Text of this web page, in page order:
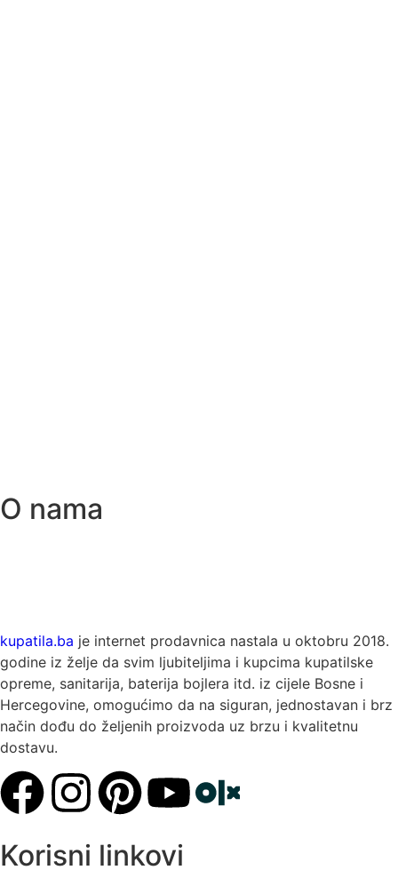
O nama
kupatila.ba je internet prodavnica nastala u oktobru 2018.
godine iz želje da svim ljubiteljima i kupcima kupatilske
opreme, sanitarija, baterija bojlera itd. iz cijele Bosne i
Hercegovine, omogućimo da na siguran, jednostavan i brz
način dođu do željenih proizvoda uz brzu i kvalitetnu
dostavu.
Korisni linkovi